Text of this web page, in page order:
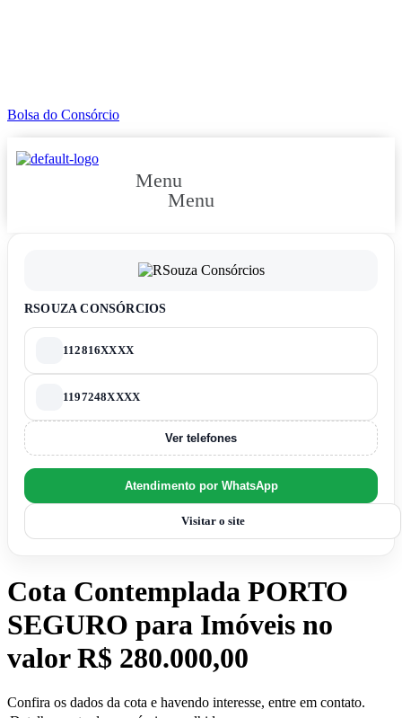
Bolsa do Consórcio
Menu
Menu
RSOUZA CONSÓRCIOS
112816XXXX
1197248XXXX
Ver telefones
Atendimento por WhatsApp
Visitar o site
Cota Contemplada PORTO
SEGURO para Imóveis no
valor R$ 280.000,00
Confira os dados da cota e havendo interesse, entre em contato.